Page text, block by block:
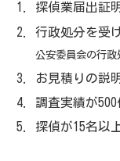
探偵業届出証
行政処分を受
公安委員会の行政
お見積りの説
調査実績が500
探偵が15名以